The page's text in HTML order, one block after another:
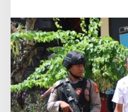
u
k
T
u
k
a
n
g